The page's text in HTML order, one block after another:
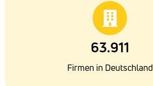
63.911
Firmen in Deutschland